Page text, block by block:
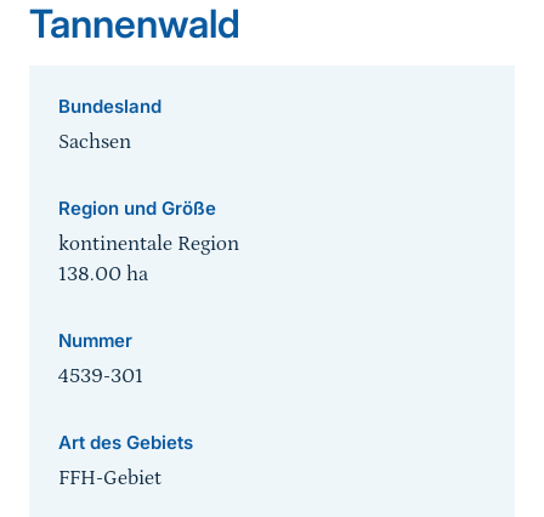
Tannenwald
Bundesland
Sachsen
Region und Größe
kontinentale Region
138.00 ha
Nummer
4539-301
Art des Gebiets
FFH-Gebiet